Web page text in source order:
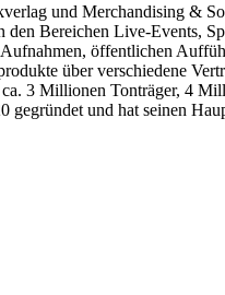
und Merchandising &
Bereichen Live-Events,
öffentlichen
über verschiedene
3 Millionen Tonträger, 4
gegründet und hat seinen